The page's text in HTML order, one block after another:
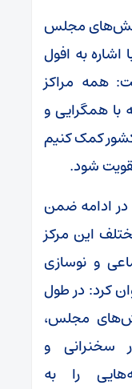
مجلس
به افول
همه مراکز
با همگرایی و
کمک کنیم
شود.
ادامه ضمن
این مرکز
و نوسازی
کرد: در طول
مجلس،
و
را به